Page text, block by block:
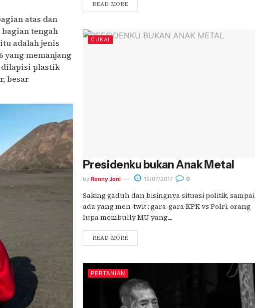
atas dan
bagian tengah
adalah jenis
memanjang
dilapisi plastik
besar
READ MORE
CUKAI
Presidenku bukan Anak Metal
by Ronny Joni 19/07/2017 0
Saking gaduh dan bisingnya situasi politik, sampai
ada yang men-twit : gara-gara KPK vs Polri, orang
lupa membully MU yang....
READ MORE
PERTANIAN